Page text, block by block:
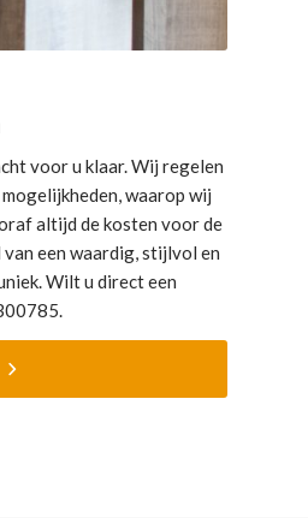
voor u klaar. Wij regelen
waarop wij
altijd de kosten voor de
een waardig, stijlvol en
Wilt u direct een